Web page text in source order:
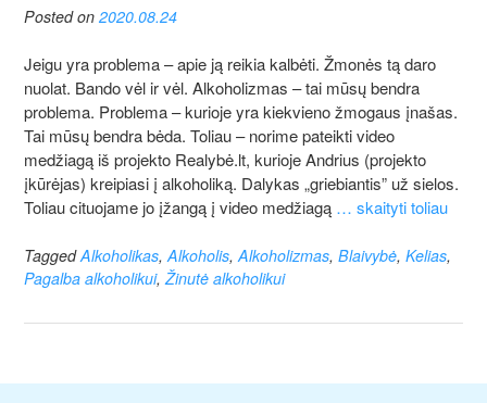
Posted on 2020.08.24
Jeigu yra problema – apie ją reikia kalbėti. Žmonės tą daro
nuolat. Bando vėl ir vėl. Alkoholizmas – tai mūsų bendra
problema. Problema – kurioje yra kiekvieno žmogaus įnašas.
Tai mūsų bendra bėda. Toliau – norime pateikti video
medžiagą iš projekto Realybė.lt, kurioje Andrius (projekto
įkūrėjas) kreipiasi į alkoholiką. Dalykas „griebiantis” už sielos.
Toliau cituojame jo įžangą į video medžiagą … skaityti toliau
TaggedAlkoholikas, Alkoholis, Alkoholizmas, Blaivybė, Kelias,
Pagalba alkoholikui, Žinutė alkoholikui